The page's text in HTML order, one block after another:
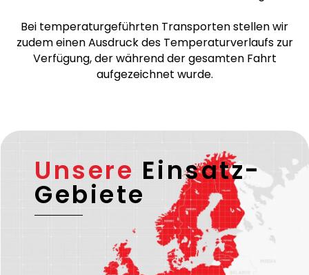
verifizierten und zuverlässigen Transportpartnern
durchgeführt, die über eine gültige EU-Lizenz sowie
– falls erforderlich – eine ADR-Lizenz verfügen.
UnsereEinsatz-
Gebiete